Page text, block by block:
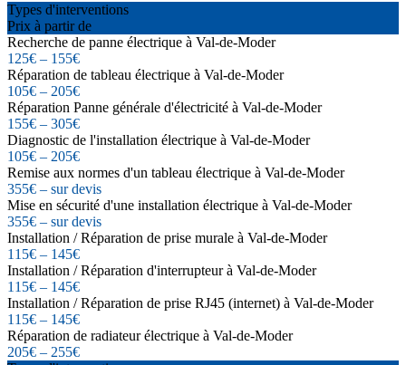
Types d'interventions
Prix à partir de
Recherche de panne électrique à Val-de-Moder
125€ – 155€
Réparation de tableau électrique à Val-de-Moder
105€ – 205€
Réparation Panne générale d'électricité à Val-de-Moder
155€ – 305€
Diagnostic de l'installation électrique à Val-de-Moder
105€ – 205€
Remise aux normes d'un tableau électrique à Val-de-Moder
355€ – sur devis
Mise en sécurité d'une installation électrique à Val-de-Moder
355€ – sur devis
Installation / Réparation de prise murale à Val-de-Moder
115€ – 145€
Installation / Réparation d'interrupteur à Val-de-Moder
115€ – 145€
Installation / Réparation de prise RJ45 (internet) à Val-de-Moder
115€ – 145€
Réparation de radiateur électrique à Val-de-Moder
205€ – 255€